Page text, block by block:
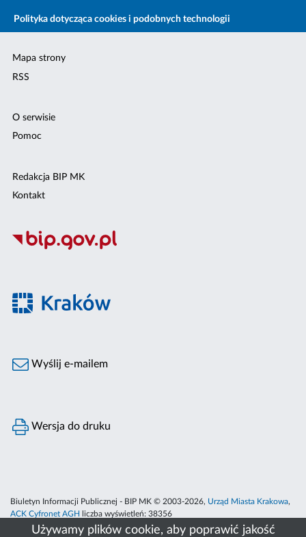
Używamy plików cookie, aby poprawić jakość
Polityka dotycząca cookies i podobnych technologii
Mapa strony
RSS
O serwisie
Pomoc
Redakcja BIP MK
Kontakt
Wyślij e-mailem
Wersja do druku
Biuletyn Informacji Publicznej - BIP MK © 2003-2026, Urząd Miasta Krakowa,
ACK Cyfronet AGH
liczba wyświetleń: 38356